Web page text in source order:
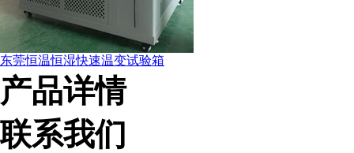
东莞恒温恒湿快速温变试验箱
产品详情
联系我们